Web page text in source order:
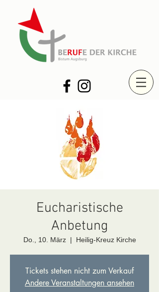
Eucharistische
Anbetung
Do., 10. März
  |
Heilig-Kreuz Kirche
Tickets stehen nicht zum Verkauf
Andere Veranstaltungen ansehen